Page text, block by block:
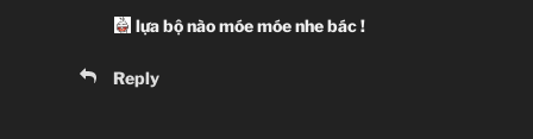
lựa bộ nào móe móe nhe bác !
Reply